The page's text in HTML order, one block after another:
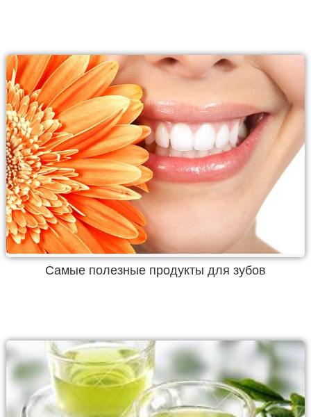
Самые полезные продукты для зубов